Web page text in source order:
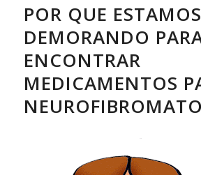
POR QUE ESTAMOS
DEMORANDO
ENCONTRAR
MEDICAMENTOS